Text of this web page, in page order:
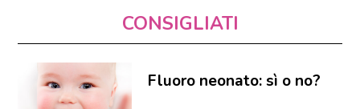
CONSIGLIATI
Fluoro neonato: sì o no?